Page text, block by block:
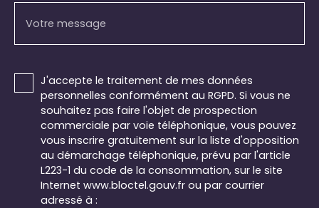
Votre message
J'accepte le traitement de mes données
personnelles conformément au RGPD. Si vous ne
souhaitez pas faire l'objet de prospection
commerciale par voie téléphonique, vous pouvez
vous inscrire gratuitement sur la liste d'opposition
au démarchage téléphonique, prévu par l'article
L223-1 du code de la consommation, sur le site
Internet www.bloctel.gouv.fr ou par courrier
adressé à :